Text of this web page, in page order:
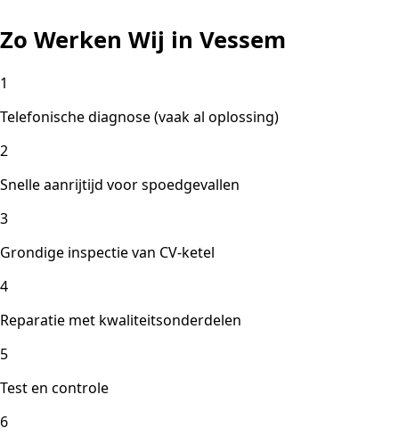
Zo Werken Wij in Vessem
1
Telefonische diagnose (vaak al oplossing)
2
Snelle aanrijtijd voor spoedgevallen
3
Grondige inspectie van CV-ketel
4
Reparatie met kwaliteitsonderdelen
5
Test en controle
6